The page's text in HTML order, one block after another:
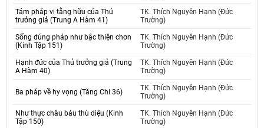
Tám pháp vị tằng hữu của Thủ
trưởng giả (Trung A Hàm 41)
TK. Thích Nguyên Hạnh (Đức
Trường)
Sống đúng pháp như bậc thiện chơn
(Kinh Tập 151)
TK. Thích Nguyên Hạnh (Đức
Trường)
Hạnh đức của Thủ trưởng giả (Trung
A Hàm 40)
TK. Thích Nguyên Hạnh (Đức
Trường)
Ba pháp về hy vọng (Tăng Chi 36)
TK. Thích Nguyên Hạnh (Đức
Trường)
Như thực châu báu thù diệu (Kinh
Tập 150)
TK. Thích Nguyên Hạnh (Đức
Trường)